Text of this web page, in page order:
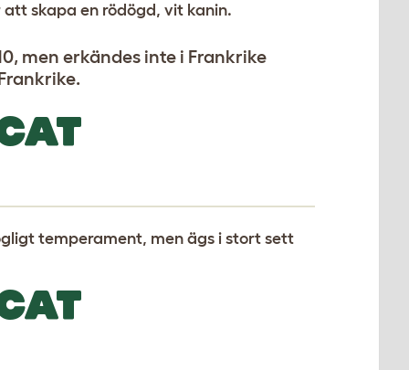
skapa en rödögd, vit kanin.
men erkändes inte i Frankrike
temperament, men ägs i stort sett